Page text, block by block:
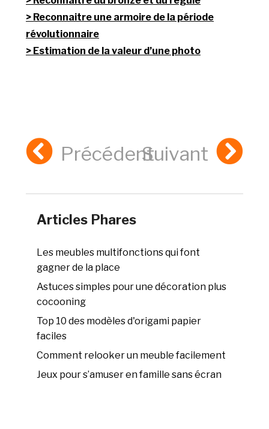
Reconnaitre une armoire de la période
révolutionnaire
Estimation de la valeur d’une photo
PrécédentSuivant
Articles Phares
Les meubles multifonctions qui font
gagner de la place
Astuces simples pour une décoration plus
cocooning
Top 10 des modèles d'origami papier
faciles
Comment relooker un meuble facilement
Jeux pour s’amuser en famille sans écran